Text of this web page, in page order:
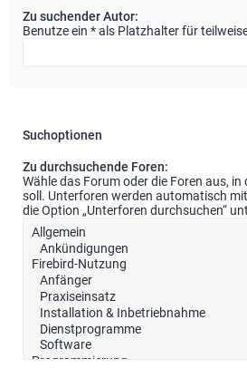
Zu suchender Autor:
Benutze ein * als Platzhalter für
Suchoptionen
Zu durchsuchende Foren:
Wähle das Forum oder die Foren aus,
soll. Unterforen werden automatisch
die Option „Unterforen durchsuchen“